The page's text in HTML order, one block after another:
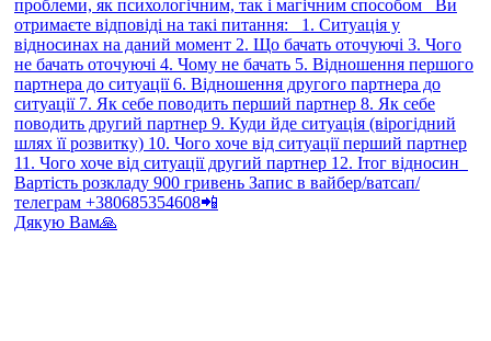
Дякую Вам🙏